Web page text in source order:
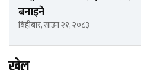
बनाइने
बिहीबार, साउन २१, २०८३
खेल